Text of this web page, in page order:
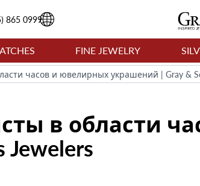
865 0999
FINE JEWELRY
часов и ювелирных украшений | Gray &
в области
Jewelers